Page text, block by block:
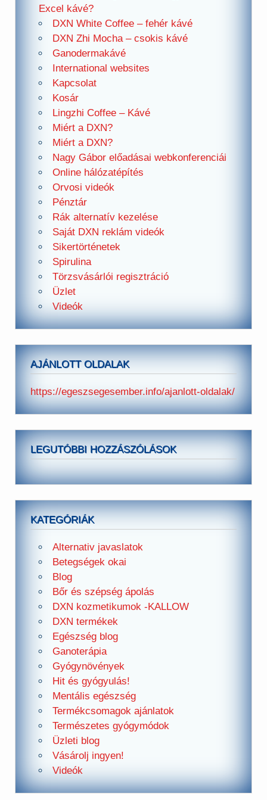
Excel kávé?
DXN White Coffee – fehér kávé
DXN Zhi Mocha – csokis kávé
Ganodermakávé
International websites
Kapcsolat
Kosár
Lingzhi Coffee – Kávé
Miért a DXN?
Miért a DXN?
Nagy Gábor előadásai webkonferenciái
Online hálózatépítés
Orvosi videók
Pénztár
Rák alternatív kezelése
Saját DXN reklám videók
Sikertörténetek
Spirulina
Törzsvásárlói regisztráció
Üzlet
Videók
AJÁNLOTT OLDALAK
https://egeszsegesember.info/ajanlott-oldalak/
LEGUTÓBBI HOZZÁSZÓLÁSOK
KATEGÓRIÁK
Alternativ javaslatok
Betegségek okai
Blog
Bőr és szépség ápolás
DXN kozmetikumok -KALLOW
DXN termékek
Egészség blog
Ganoterápia
Gyógynövények
Hit és gyógyulás!
Mentális egészség
Termékcsomagok ajánlatok
Természetes gyógymódok
Üzleti blog
Vásárolj ingyen!
Videók